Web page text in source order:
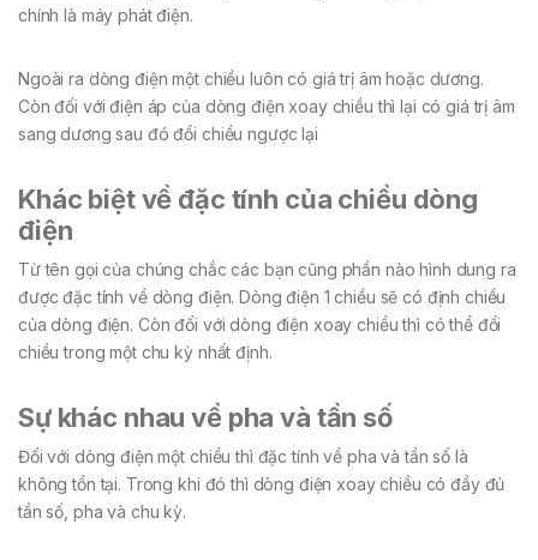
chính là máy phát điện.
Ngoài ra dòng điện một chiều luôn có giá trị âm hoặc dương.
Còn đối với điện áp của dòng điện xoay chiều thì lại có giá trị âm
sang dương sau đó đổi chiều ngược lại
Khác biệt về đặc tính của chiều dòng
điện
Từ tên gọi của chúng chắc các bạn cũng phần nào hình dung ra
được đặc tính về dòng điện. Dòng điện 1 chiều sẽ có định chiều
của dòng điện. Còn đối với dòng điện xoay chiều thì có thể đổi
chiều trong một chu kỳ nhất định.
Sự khác nhau về pha và tần số
Đối với dòng điện một chiều thì đặc tính về pha và tần số là
không tồn tại. Trong khi đó thì dòng điện xoay chiều có đầy đủ
tần số, pha và chu kỳ.